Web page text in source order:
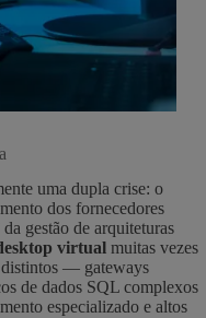
uma dupla crise: o
dos fornecedores
gestão de arquiteturas
virtual muitas vezes
distintos — gateways
de dados SQL complexos
especializado e altos